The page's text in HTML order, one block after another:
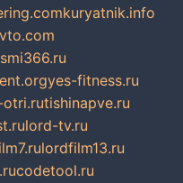
kuryatnik.info
smi366.ru
yes-fitness.ru
tishinapve.ru
lord-tv.ru
lordfilm13.ru
codetool.ru